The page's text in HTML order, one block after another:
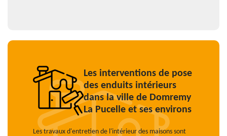
Les interventions de pose
des enduits intérieurs
dans la ville de Domremy
La Pucelle et ses environs
Les travaux d'entretien de l'intérieur des maisons sont